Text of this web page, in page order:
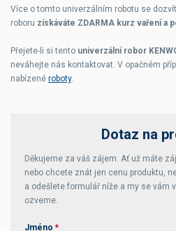
Více o tomto univerzálním robotu se
roboru získáváte ZDARMA kurz vaření a
Přejete-li si tento univerzální robor
neváhejte nás kontaktovat. V opačném
nabízené roboty.
Dotaz na
Děkujeme za váš zájem. Ať už máte
nebo chcete znát jen cenu produktu,
a odešlete formulář níže a my se vám
ozveme.
Jméno *